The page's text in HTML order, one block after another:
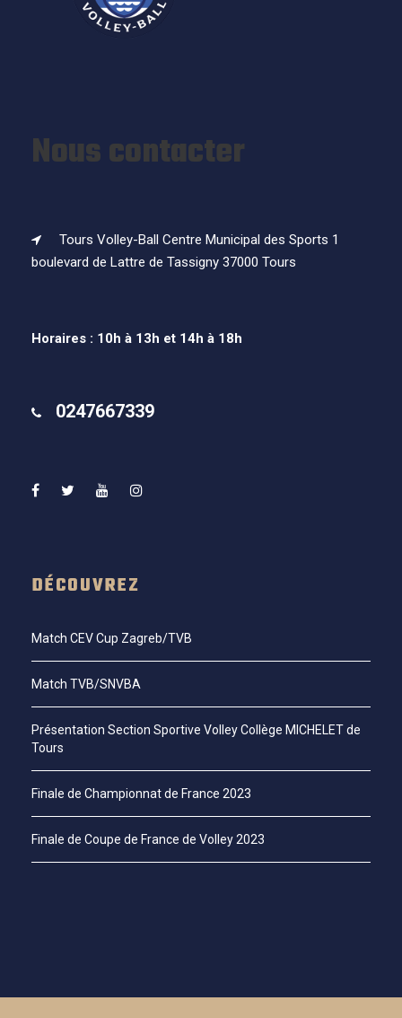
Nous contacter
Tours Volley-Ball Centre Municipal des Sports 1
boulevard de Lattre de Tassigny 37000 Tours
Horaires : 10h à 13h et 14h à 18h
0247667339
DÉCOUVREZ
Match CEV Cup Zagreb/TVB
Match TVB/SNVBA
Présentation Section Sportive Volley Collège MICHELET de
Tours
Finale de Championnat de France 2023
Finale de Coupe de France de Volley 2023